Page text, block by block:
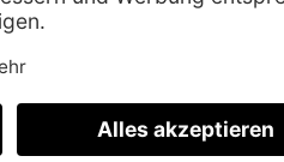
hervorragende